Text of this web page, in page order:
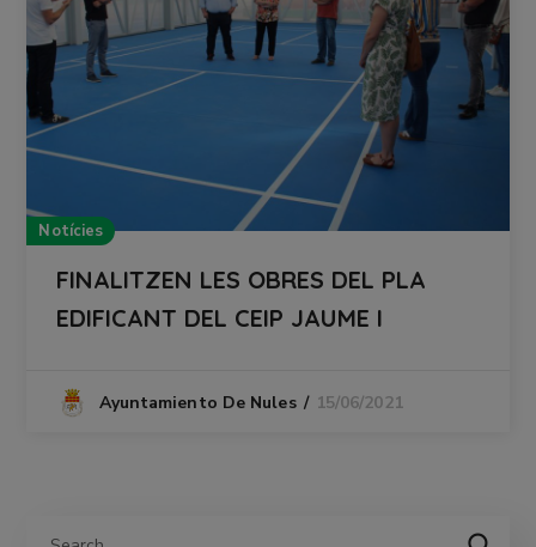
Notícies
FINALITZEN LES OBRES DEL PLA
EDIFICANT DEL CEIP JAUME I
Ayuntamiento De Nules 15/06/2021